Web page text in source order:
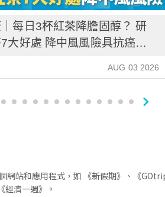
每日3杯紅茶降膽固醇？ 研
大好處 降中風風險具抗癌潛
AUG 03 2026